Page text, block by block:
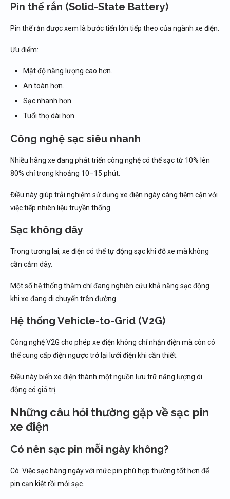
Pin thể rắn (Solid-State Battery)
Pin thể rắn được xem là bước tiến lớn tiếp theo của ngành xe điện.
Ưu điểm:
Mật độ năng lượng cao hơn.
An toàn hơn.
Sạc nhanh hơn.
Tuổi thọ dài hơn.
Công nghệ sạc siêu nhanh
Nhiều hãng xe đang phát triển công nghệ có thể sạc từ 10% lên
80% chỉ trong khoảng 10–15 phút.
Điều này giúp trải nghiệm sử dụng xe điện ngày càng tiệm cận với
việc tiếp nhiên liệu truyền thống.
Sạc không dây
Trong tương lai, xe điện có thể tự động sạc khi đỗ xe mà không
cần cắm dây.
Một số hệ thống thậm chí đang nghiên cứu khả năng sạc động
khi xe đang di chuyển trên đường.
Hệ thống Vehicle-to-Grid (V2G)
Công nghệ V2G cho phép xe điện không chỉ nhận điện mà còn có
thể cung cấp điện ngược trở lại lưới điện khi cần thiết.
Điều này biến xe điện thành một nguồn lưu trữ năng lượng di
động có giá trị.
Những câu hỏi thường gặp về sạc pin
xe điện
Có nên sạc pin mỗi ngày không?
Có. Việc sạc hàng ngày với mức pin phù hợp thường tốt hơn để
pin cạn kiệt rồi mới sạc.